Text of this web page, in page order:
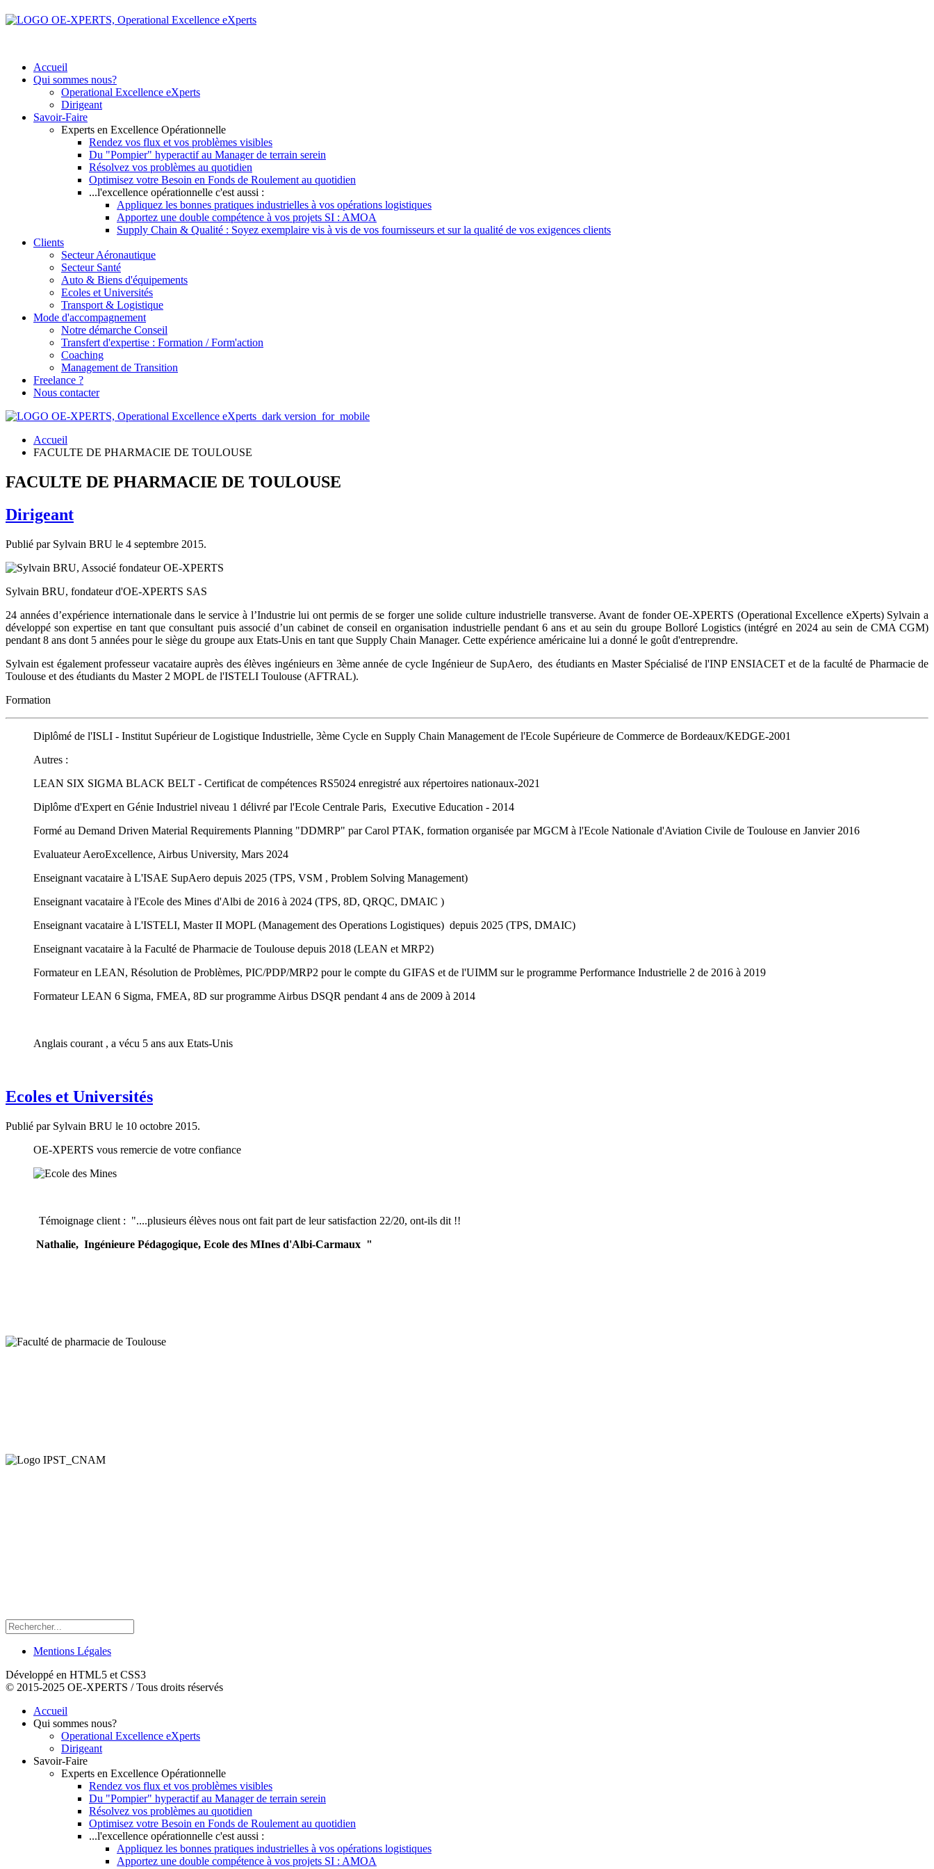
Accueil
Qui sommes nous?
Operational Excellence eXperts
Dirigeant
Savoir-Faire
Experts en Excellence Opérationnelle
Rendez vos flux et vos problèmes visibles
Du "Pompier" hyperactif au Manager de terrain serein
Résolvez vos problèmes au quotidien
Optimisez votre Besoin en Fonds de Roulement au quotidien
...l'excellence opérationnelle c'est aussi :
Appliquez les bonnes pratiques industrielles à vos opérations logistiques
Apportez une double compétence à vos projets SI : AMOA
Supply Chain & Qualité : Soyez exemplaire vis à vis de vos fournisseurs et sur la qualité de vos exigences clients
Clients
Secteur Aéronautique
Secteur Santé
Auto & Biens d'équipements
Ecoles et Universités
Transport & Logistique
Mode d'accompagnement
Notre démarche Conseil
Transfert d'expertise : Formation / Form'action
Coaching
Management de Transition
Freelance ?
Nous contacter
Accueil
FACULTE DE PHARMACIE DE TOULOUSE
FACULTE DE PHARMACIE DE TOULOUSE
Dirigeant
Publié par Sylvain BRU le 4 septembre 2015.
Sylvain BRU, fondateur d'OE-XPERTS SAS
24 années d’expérience internationale dans le service à l’Industrie lui ont permis de se forger une solide culture industrielle transverse. Avant de fonder OE-XPERTS (Operational Excellence eXperts) Sylvain a
développé son expertise en tant que consultant puis associé d’un cabinet de conseil en organisation industrielle pendant 6 ans et au sein du groupe Bolloré Logistics (intégré en 2024 au sein de CMA CGM)
pendant 8 ans dont 5 années pour le siège du groupe aux Etats-Unis en tant que Supply Chain Manager. Cette expérience américaine lui a donné le goût d'entreprendre.
Sylvain est également professeur vacataire auprès des élèves ingénieurs en 3ème année de cycle Ingénieur de SupAero, des étudiants en Master Spécialisé de l'INP ENSIACET et de la faculté de Pharmacie de
Toulouse et des étudiants du Master 2 MOPL de l'ISTELI Toulouse (AFTRAL).
Formation
Diplômé de l'ISLI - Institut Supérieur de Logistique Industrielle, 3ème Cycle en Supply Chain Management de l'Ecole Supérieure de Commerce de Bordeaux/KEDGE-2001
Autres :
LEAN SIX SIGMA BLACK BELT - Certificat de compétences RS5024 enregistré aux répertoires nationaux-2021
Diplôme d'Expert en Génie Industriel niveau 1 délivré par l'Ecole Centrale Paris, Executive Education - 2014
Formé au Demand Driven Material Requirements Planning "DDMRP" par Carol PTAK, formation organisée par MGCM à l'Ecole Nationale d'Aviation Civile de Toulouse en Janvier 2016
Evaluateur AeroExcellence, Airbus University, Mars 2024
Enseignant vacataire à L'ISAE SupAero depuis 2025 (TPS, VSM , Problem Solving Management)
Enseignant vacataire à l'Ecole des Mines d'Albi de 2016 à 2024 (TPS, 8D, QRQC, DMAIC )
Enseignant vacataire à L'ISTELI, Master II MOPL (Management des Operations Logistiques) depuis 2025 (TPS, DMAIC)
Enseignant vacataire à la Faculté de Pharmacie de Toulouse depuis 2018 (LEAN et MRP2)
Formateur en LEAN, Résolution de Problèmes, PIC/PDP/MRP2 pour le compte du GIFAS et de l'UIMM sur le programme Performance Industrielle 2 de 2016 à 2019
Formateur LEAN 6 Sigma, FMEA, 8D sur programme Airbus DSQR pendant 4 ans de 2009 à 2014
Anglais courant , a vécu 5 ans aux Etats-Unis
Ecoles et Universités
Publié par Sylvain BRU le 10 octobre 2015.
OE-XPERTS vous remercie de votre confiance
Témoignage client : "....plusieurs élèves nous ont fait part de leur satisfaction 22/20, ont-ils dit !!
Nathalie, Ingénieure Pédagogique, Ecole des MInes d'Albi-Carmaux "
Mentions Légales
Développé en HTML5 et CSS3
© 2015-2025 OE-XPERTS / Tous droits réservés
Accueil
Qui sommes nous?
Operational Excellence eXperts
Dirigeant
Savoir-Faire
Experts en Excellence Opérationnelle
Rendez vos flux et vos problèmes visibles
Du "Pompier" hyperactif au Manager de terrain serein
Résolvez vos problèmes au quotidien
Optimisez votre Besoin en Fonds de Roulement au quotidien
...l'excellence opérationnelle c'est aussi :
Appliquez les bonnes pratiques industrielles à vos opérations logistiques
Apportez une double compétence à vos projets SI : AMOA